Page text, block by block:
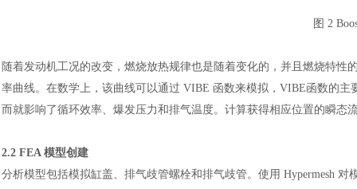
图 2
随着发动机工况的改变，燃烧放热规律也是随着变化的，并且燃烧特
率曲线。在数学上，该曲线可以通过 VIBE 函数来模拟，VIBE函数的主
而就影响了循环效率、爆发压力和排气温度。计算获得相应位置的瞬态
2.2 FEA 模型创建
分析模型包括模拟缸盖、排气歧管螺栓和排气歧管。使用 Hypermesh 对
汽车交通